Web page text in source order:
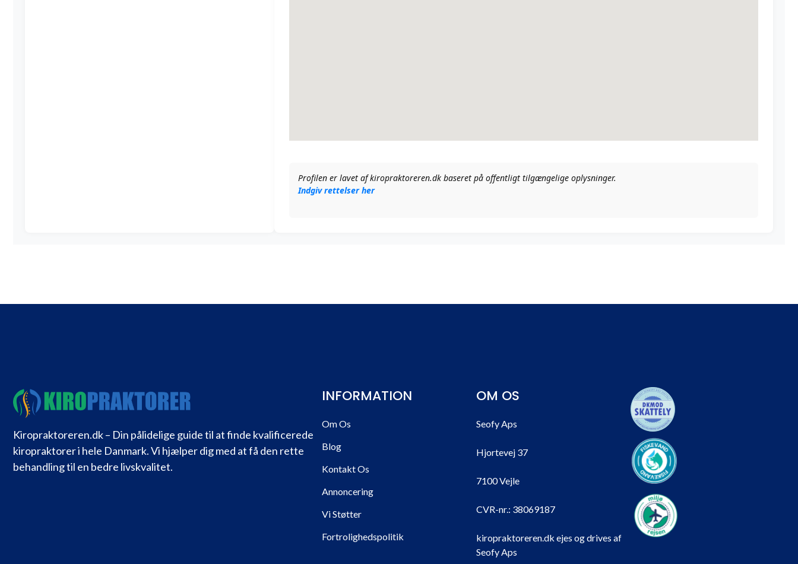
Profilen er lavet af kiropraktoreren.dk baseret på offentligt tilgængelige oplysninger.
Indgiv rettelser her
Kiropraktoreren.dk – Din pålidelige guide til at finde kvalificerede
kiropraktorer i hele Danmark. Vi hjælper dig med at få den rette
behandling til en bedre livskvalitet.
INFORMATION
Om Os
Blog
Kontakt Os
Annoncering
Vi Støtter
Fortrolighedspolitik
OM OS
Seofy Aps
Hjortevej 37
7100 Vejle
CVR-nr.: 38069187
kiropraktoreren.dk ejes og drives af
Seofy Aps